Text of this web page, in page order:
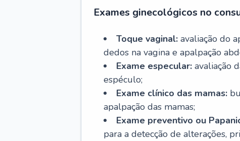
Exames ginecológicos no
Toque vaginal: avaliação do
dedos na vagina e apalpação
Exame especular: avaliação
espéculo;
Exame clínico das mamas:
apalpação das mamas;
Exame preventivo ou
para a detecção de alterações,